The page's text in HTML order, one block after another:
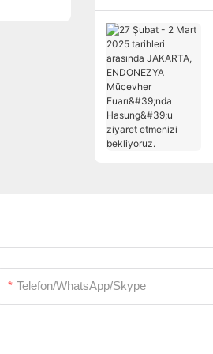
Telefon/WhatsApp/Skype